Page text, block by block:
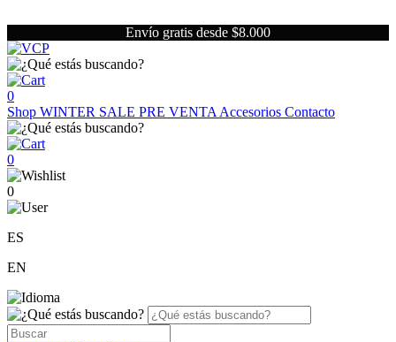
Envío gratis desde $8.000
0
Shop WINTER SALE PRE VENTA Accesorios Contacto
0
0
ES
EN